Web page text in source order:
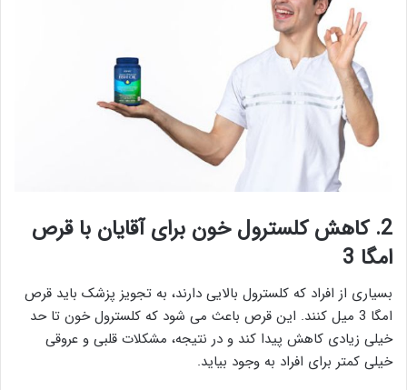
2. کاهش کلسترول خون برای آقایان با قرص
امگا 3
بسیاری از افراد که کلسترول بالایی دارند، به تجویز پزشک باید قرص
امگا 3 میل کنند. این قرص باعث می شود که کلسترول خون تا حد
خیلی زیادی کاهش پیدا کند و در نتیجه، مشکلات قلبی و عروقی
خیلی کمتر برای افراد به وجود بیاید.